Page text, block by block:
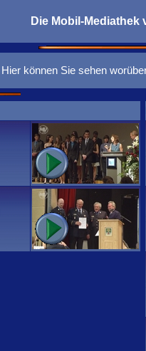
Die Mobil-Mediathek
Hier können Sie sehen